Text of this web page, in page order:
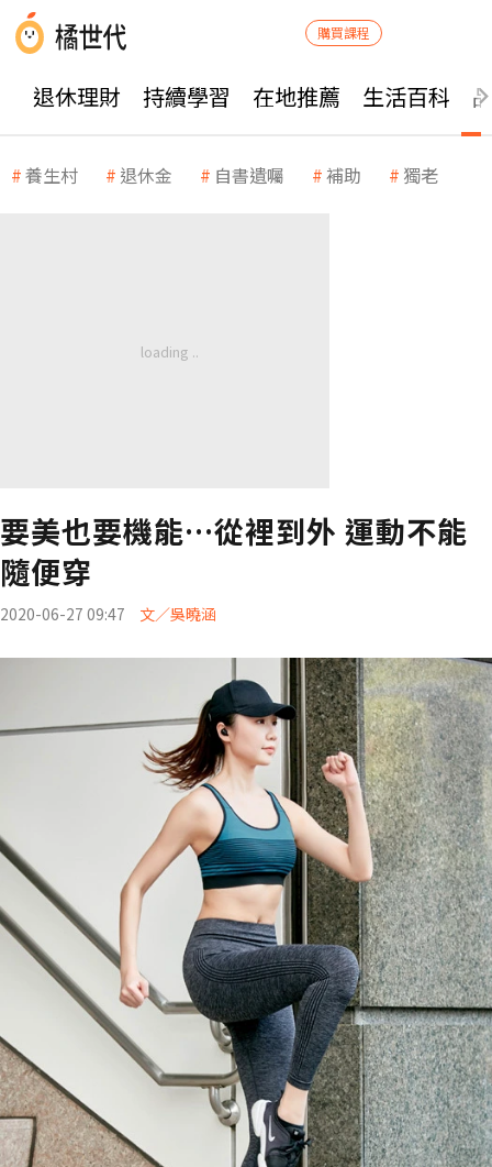
購買課程
退休理財 持續學習 在地推薦 生活百科
養生村 退休金 自書遺囑 補助 獨老
要美也要機能…從裡到外 運動不能
隨便穿
2020-06-27 09:47 文／吳曉涵